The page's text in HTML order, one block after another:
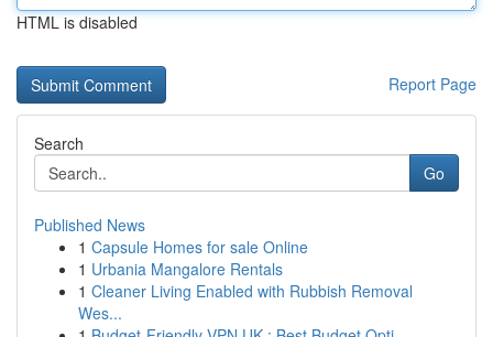
HTML is disabled
Report Page
Search
Go
Published News
1 Capsule Homes for sale Online
1 Urbania Mangalore Rentals
1 Cleaner Living Enabled with Rubbish Removal
Wes...